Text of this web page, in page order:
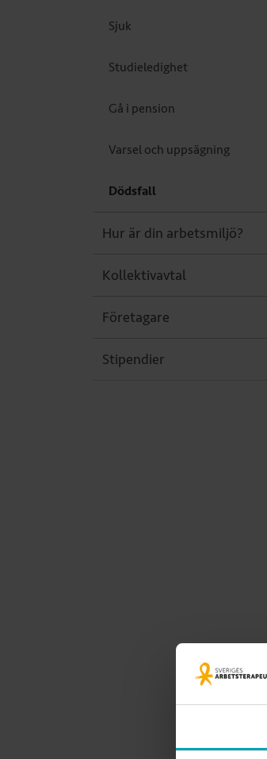
Sjuk
Studieledighet
Gå i pension
Varsel och uppsägning
Dödsfall
Hur är din arbetsmiljö?
Kollektivavtal
Företagare
Stipendier